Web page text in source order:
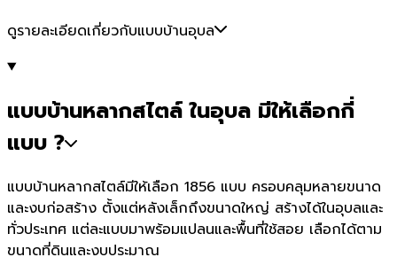
ดูรายละเอียดเกี่ยวกับแบบบ้านอุบล
แบบบ้านหลากสไตล์ ในอุบล มีให้เลือกกี่
แบบ ?
แบบบ้านหลากสไตล์มีให้เลือก 1856 แบบ ครอบคลุมหลายขนาด
และงบก่อสร้าง ตั้งแต่หลังเล็กถึงขนาดใหญ่ สร้างได้ในอุบลและ
ทั่วประเทศ แต่ละแบบมาพร้อมแปลนและพื้นที่ใช้สอย เลือกได้ตาม
ขนาดที่ดินและงบประมาณ